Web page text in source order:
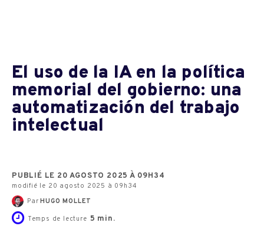
El uso de la IA en la política
memorial del gobierno: una
automatización del trabajo
intelectual
PUBLIÉ LE 20 AGOSTO 2025 À 09H34
modifié le 20 agosto 2025 à 09h34
Par HUGO MOLLET
Temps de lecture 5 min.